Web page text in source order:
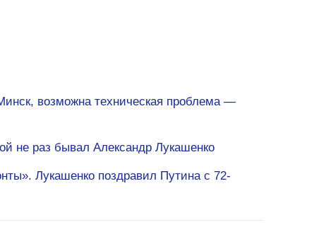
возможна техническая проблема —
не раз бывал Александр Лукашенко
Лукашенко поздравил Путина с 72-